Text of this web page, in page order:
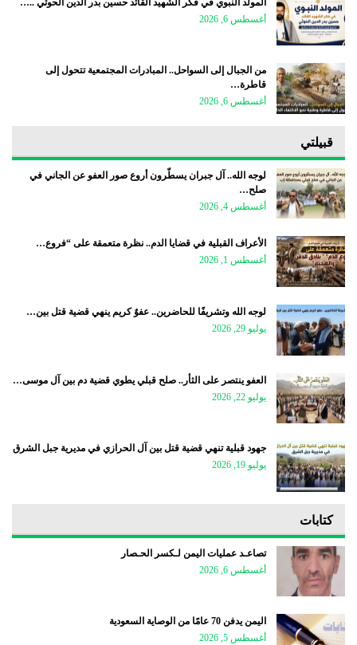
أغسطس 6, 2026
من الجبال إلى السواحل.. المبادرات المجتمعية تتحول إلى
قاطرة…
أغسطس 6, 2026
قبيلتي
لوجه الله.. آل جبران يسطّرون أروع صور العفو عن الجاني في
صلح…
أغسطس 4, 2026
الأعراف القبلية في قضايا الدم.. نظرة متعمقة على “فروع…
أغسطس 1, 2026
لوجه الله وتشريفًا للحاضرين.. عفوٌ كريم ينهي قضية قتل بين…
يوليو 29, 2026
العفو ينتصر على الثأر.. صلح قبلي يطوي قضية دم بين آل موسى…
يوليو 22, 2026
جهود قبلية تنهي قضية قتل بين آل الحرازي في مديرية جبل الشرق
يوليو 19, 2026
كتابات
تصاعـد عمليات اليمن لـكسر الحـصار
أغسطس 6, 2026
اليمن يدفن 70 عامًا من الوصاية السعودية
أغسطس 5, 2026